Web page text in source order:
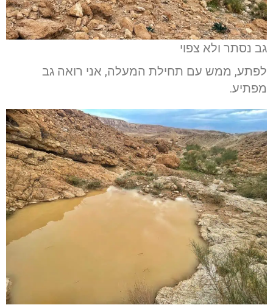
גב נסתר ולא צפוי
לפתע, ממש עם תחילת המעלה, אני רואה גב
מפתיע.